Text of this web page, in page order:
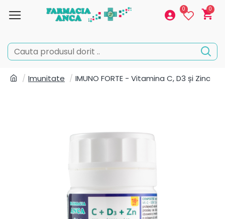
0 0
Imunitate IMUNO FORTE - Vitamina C, D3 și Zinc